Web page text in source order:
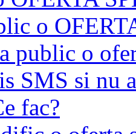
o
public o
SMS si nu
fac?